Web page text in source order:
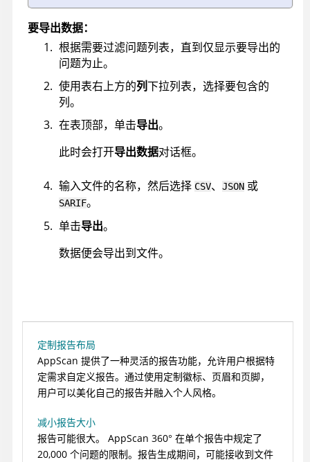
要导出数据：
根据需要过滤问题列表，直到仅显示要导出的
问题为止。
使用表右上方的列下拉列表，选择要包含的
列。
在表顶部，单击导出。
此时会打开导出数据对话框。
输入文件的名称，然后选择 CSV、 JSON 或
SARIF。
单击导出。
数据便会导出到文件。
定制报告布局
AppScan 提供了一种灵活的报告功能，允许用户根据特
定需求自定义报告。通过使用定制徽标、页眉和页脚，
用户可以美化自己的报告并融入个人风格。
减小报告大小
报告可能很大。 AppScan 360° 在单个报告中规定了
20,000 个问题的限制。报告生成期间，可能接收到文件